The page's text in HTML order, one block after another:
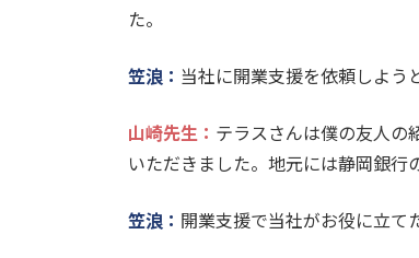
た。
笠浪： 当社に開業支援を依頼しよう
山崎先生 ： テラスさんは僕の友人の
いただきました。地元には静岡銀行
笠浪： 開業支援で当社がお役に立て